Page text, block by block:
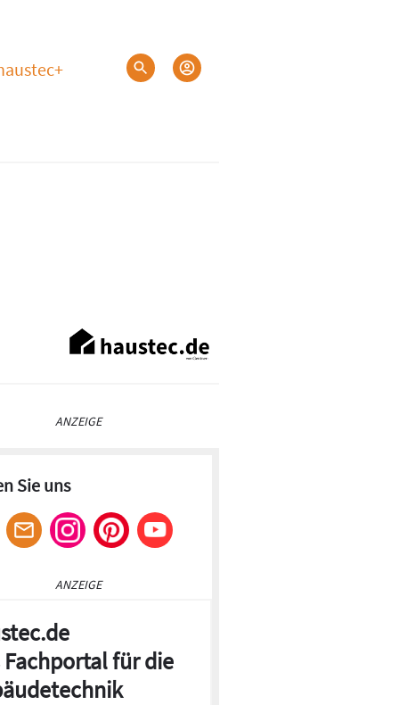
ANZEIGE
Sie uns
ANZEIGE
Fachportal für die